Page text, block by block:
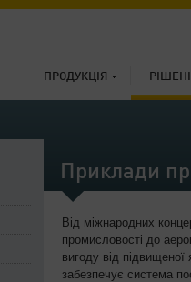
ПРОДУКЦІЯ
Приклади
Від міжнародних
промисловості до
вигоду від підвищеної
забезпечує система